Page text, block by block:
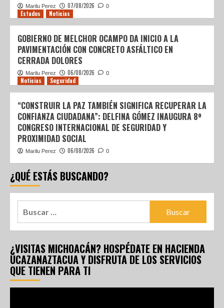
Marilu Perez 07/08/2026 0
Estados Noticias
GOBIERNO DE MELCHOR OCAMPO DA INICIO A LA
PAVIMENTACIÓN CON CONCRETO ASFÁLTICO EN
CERRADA DOLORES
Marilu Perez 06/08/2026 0
Noticias Seguridad
“CONSTRUIR LA PAZ TAMBIÉN SIGNIFICA RECUPERAR LA
CONFIANZA CIUDADANA”: DELFINA GÓMEZ INAUGURA 8º
CONGRESO INTERNACIONAL DE SEGURIDAD Y
PROXIMIDAD SOCIAL
Marilu Perez 06/08/2026 0
¿QUÉ ESTÁS BUSCANDO?
¿VISITAS MICHOACÁN? HOSPÉDATE EN HACIENDA
UCAZANAZTACUA Y DISFRUTA DE LOS SERVICIOS
QUE TIENEN PARA TI